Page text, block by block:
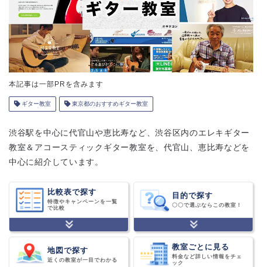
本記事は一部PRを含みます
ギター教室 東京都のおすすめギター教室
渋谷駅を中心に代官山や恵比寿など、渋谷区内のエレキギター
教室＆アコースティックギター教室を、代官山、恵比寿などを
中心に紹介しています。
比較表で探す
特徴やキャンペーンを一覧
で比較
目的で探す
〇〇で選ぶならこの教室！
地図で探す
近くの教室が一目でわかる
教室ごとに見る
料金など詳しい情報をチェ
ック